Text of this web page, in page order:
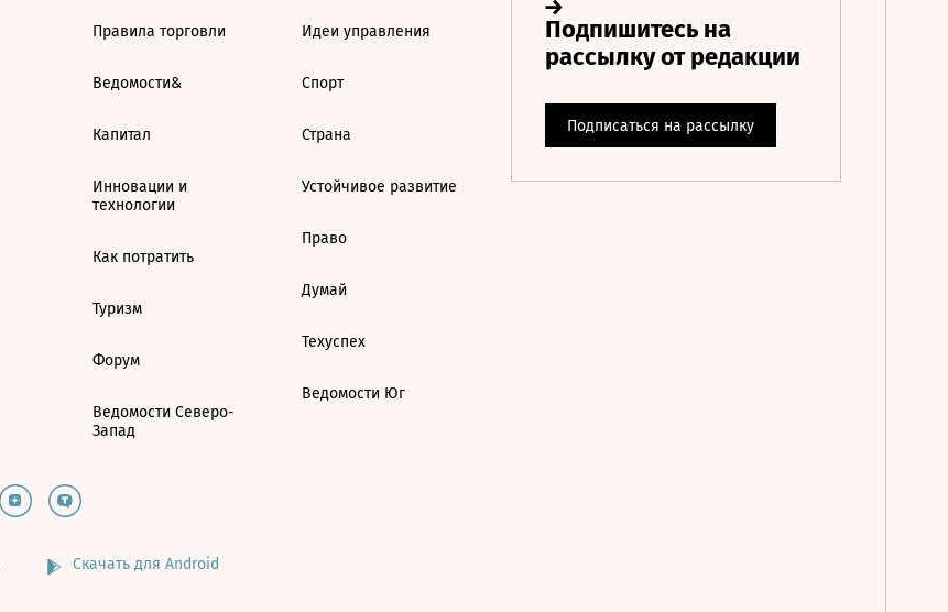
Правила торговли
Ведомости&
Капитал
Инновации и
технологии
Как потратить
Туризм
Форум
Ведомости Северо-
Запад
Идеи управления
Спорт
Страна
Устойчивое развитие
Право
Думай
Техуспех
Ведомости Юг
Скачать для Android